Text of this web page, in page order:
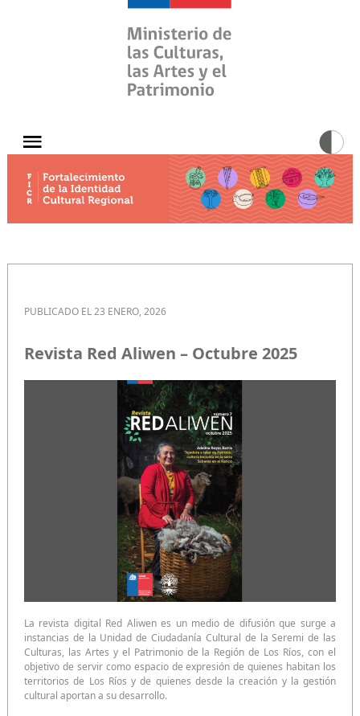
PUBLICADO EL 23 ENERO, 2026
Revista Red Aliwen – Octubre 2025
La revista digital Red Aliwen es un medio de difusión que surge a
instancias de la Unidad de Ciudadanía Cultural de la Seremi de las
Culturas, las Artes y el Patrimonio de la Región de Los Ríos, con el
objetivo de servir como espacio de expresión de quienes habitan los
territorios de Los Ríos y de quienes desde la creación y la gestión
cultural aportan a su desarrollo.